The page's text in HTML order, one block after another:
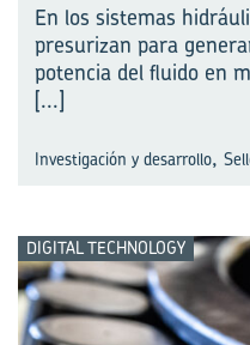
En los sistemas
presurizan para
potencia del fluido en
[...]
Investigación y desarrollo,
DIGITAL TECHNOLOGY